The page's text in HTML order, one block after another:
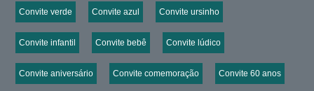
Convite verde Convite azul Convite ursinho
Convite infantil Convite bebê Convite lúdico
Convite aniversário Convite comemoração Convite 60 anos